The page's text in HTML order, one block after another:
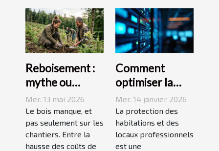
Reboisement :
mythe ou
solution
durable à la
crise du bois ?
Mer. 13 mai 2026
Le bois manque, et
pas seulement sur les
chantiers. Entre la
hausse des coûts de
Comment
optimiser la
sécurité avec
des systèmes
d'alarme
modernes ?
Mer. 14 janvier 2026
La protection des
habitations et des
locaux professionnels
est une